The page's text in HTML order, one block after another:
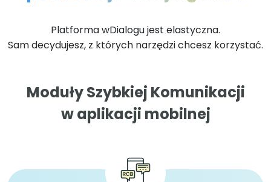
Platforma wDialogu jest elastyczna.
Sam decydujesz, z których narzędzi chcesz korzystać.
Moduły Szybkiej Komunikacji
w aplikacji mobilnej